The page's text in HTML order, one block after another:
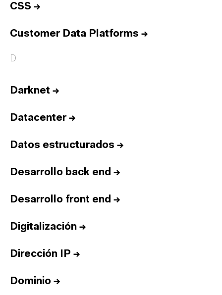
CSS →
Customer Data Platforms →
D
Darknet →
Datacenter→
Datos estructurados →
Desarrollo back end →
Desarrollo front end →
Digitalización →
Dirección IP →
Dominio →